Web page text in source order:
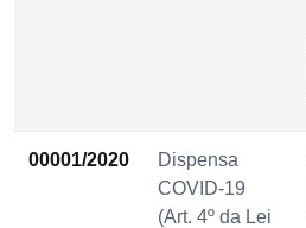
00001/2020
Dispensa
COVID-19
(Art. 4º da Lei